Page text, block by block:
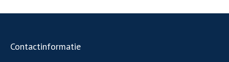
Contactinformatie